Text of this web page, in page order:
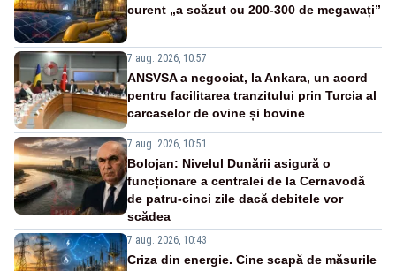
curent „a scăzut cu 200-300 de megawați”
7 aug. 2026, 10:57
ANSVSA a negociat, la Ankara, un acord
pentru facilitarea tranzitului prin Turcia al
carcaselor de ovine și bovine
7 aug. 2026, 10:51
Bolojan: Nivelul Dunării asigură o
funcționare a centralei de la Cernavodă
de patru-cinci zile dacă debitele vor
scădea
7 aug. 2026, 10:43
Criza din energie. Cine scapă de măsurile